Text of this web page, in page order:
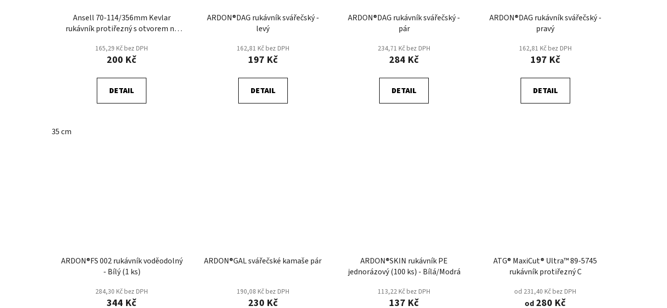
Ansell 70-114/356mm Kevlar
rukávník protiřezný s otvorem na
165,29 Kč bez DPH
200 Kč
DETAIL
35 cm
ARDON®DAG rukávník svářečský -
levý
162,81 Kč bez DPH
197 Kč
DETAIL
ARDON®DAG rukávník svářečský -
pár
234,71 Kč bez DPH
284 Kč
DETAIL
ARDON®DAG rukávník svářečský -
pravý
162,81 Kč bez DPH
197 Kč
DETAIL
ARDON®FS 002 rukávník voděodolný
- Bílý (1 ks)
284,30 Kč bez DPH
344 Kč
ARDON®GAL svářečské kamaše pár
190,08 Kč bez DPH
230 Kč
ARDON®SKIN rukávník PE
jednorázový (100 ks) - Bílá/Modrá
113,22 Kč bez DPH
137 Kč
ATG® MaxiCut® Ultra™ 89-5745
rukávník protiřezný C
od 231,40 Kč bez DPH
od 280 Kč